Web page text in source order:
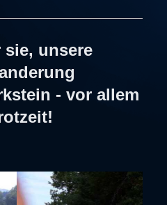
unsere
- vor allem